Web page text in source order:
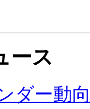
ース
ダー動